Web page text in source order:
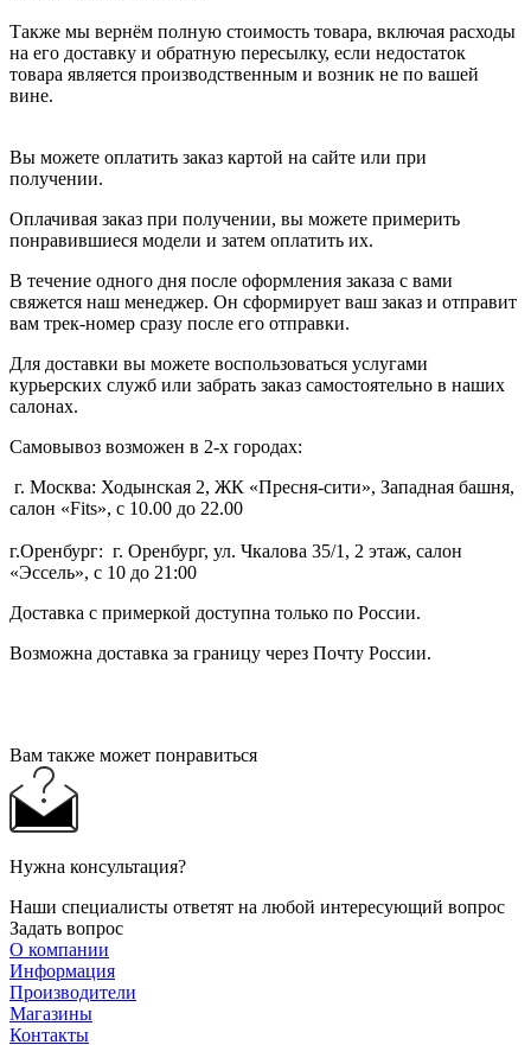
Также мы вернём полную стоимость товара, включая расходы
на его доставку и обратную пересылку, если недостаток
товара является производственным и возник не по вашей
вине.
Вы можете оплатить заказ картой на сайте или при
получении.
Оплачивая заказ при получении, вы можете примерить
понравившиеся модели и затем оплатить их.
В течение одного дня после оформления заказа с вами
свяжется наш менеджер. Он сформирует ваш заказ и отправит
вам трек-номер сразу после его отправки.
Для доставки вы можете воспользоваться услугами
курьерских служб или забрать заказ самостоятельно в наших
салонах.
Самовывоз возможен в 2-х городах:
г. Москва: Ходынская 2, ЖК «Пресня-сити», Западная башня,
салон «Fits», с 10.00 до 22.00
г.Оренбург: г. Оренбург, ул. Чкалова 35/1, 2 этаж, салон
«Эссель», с 10 до 21:00
Доставка с примеркой доступна только по России.
Возможна доставка за границу через Почту России.
Вам также может понравиться
Нужна консультация?
Наши специалисты ответят на любой интересующий вопрос
Задать вопрос
О компании
Информация
Производители
Магазины
Контакты